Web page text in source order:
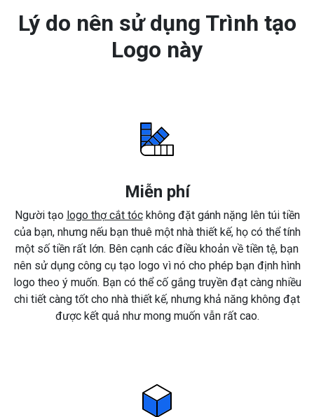
Lý do nên sử dụng Trình tạo
Logo này
Miễn phí
Người tạo logo thợ cắt tóckhông đặt gánh nặng lên túi tiền
của bạn, nhưng nếu bạn thuê một nhà thiết kế, họ có thể tính
một số tiền rất lớn. Bên cạnh các điều khoản về tiền tệ, bạn
nên sử dụng công cụ tạo logo vì nó cho phép bạn định hình
logo theo ý muốn. Bạn có thể cố gắng truyền đạt càng nhiều
chi tiết càng tốt cho nhà thiết kế, nhưng khả năng không đạt
được kết quả như mong muốn vẫn rất cao.